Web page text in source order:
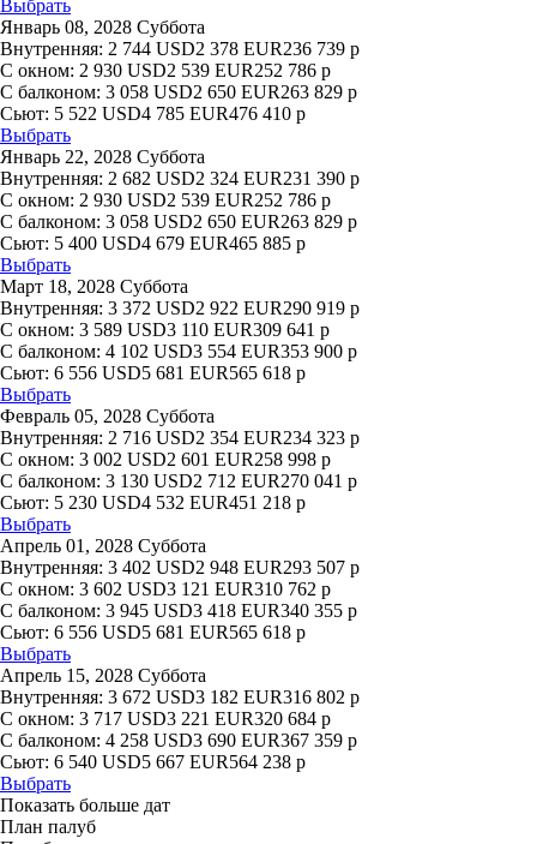
Выбрать
Январь 08, 2028 Суббота
Внутренняя: 2 744 USD2 378 EUR236 739 р
С окном: 2 930 USD2 539 EUR252 786 р
С балконом: 3 058 USD2 650 EUR263 829 р
Сьют: 5 522 USD4 785 EUR476 410 р
Выбрать
Январь 22, 2028 Суббота
Внутренняя: 2 682 USD2 324 EUR231 390 р
С окном: 2 930 USD2 539 EUR252 786 р
С балконом: 3 058 USD2 650 EUR263 829 р
Сьют: 5 400 USD4 679 EUR465 885 р
Выбрать
Март 18, 2028 Суббота
Внутренняя: 3 372 USD2 922 EUR290 919 р
С окном: 3 589 USD3 110 EUR309 641 р
С балконом: 4 102 USD3 554 EUR353 900 р
Сьют: 6 556 USD5 681 EUR565 618 р
Выбрать
Февраль 05, 2028 Суббота
Внутренняя: 2 716 USD2 354 EUR234 323 р
С окном: 3 002 USD2 601 EUR258 998 р
С балконом: 3 130 USD2 712 EUR270 041 р
Сьют: 5 230 USD4 532 EUR451 218 р
Выбрать
Апрель 01, 2028 Суббота
Внутренняя: 3 402 USD2 948 EUR293 507 р
С окном: 3 602 USD3 121 EUR310 762 р
С балконом: 3 945 USD3 418 EUR340 355 р
Сьют: 6 556 USD5 681 EUR565 618 р
Выбрать
Апрель 15, 2028 Суббота
Внутренняя: 3 672 USD3 182 EUR316 802 р
С окном: 3 717 USD3 221 EUR320 684 р
С балконом: 4 258 USD3 690 EUR367 359 р
Сьют: 6 540 USD5 667 EUR564 238 р
Выбрать
Показать больше дат
План палуб